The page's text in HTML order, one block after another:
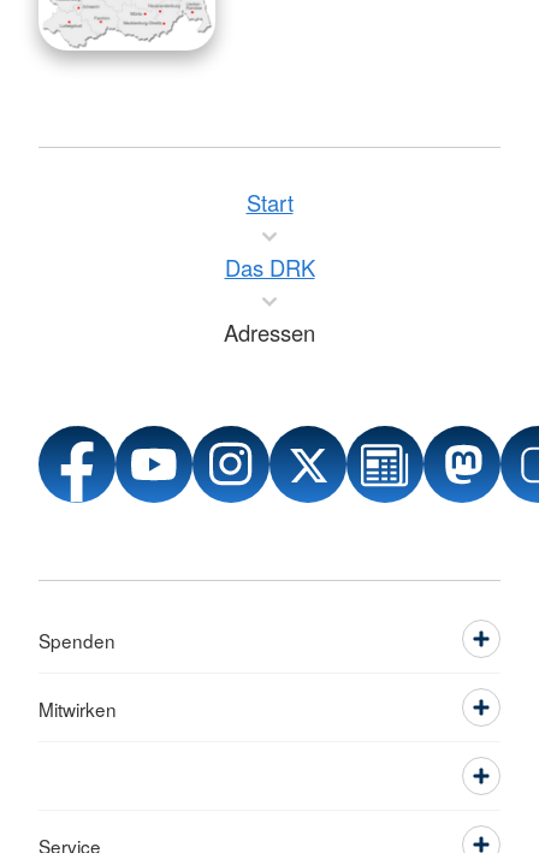
Start
Das DRK
Adressen
Spenden
Mitwirken
Service